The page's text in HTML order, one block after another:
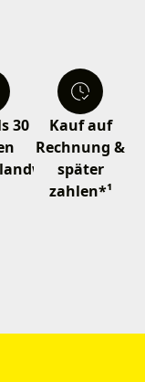
30
Kauf auf
Rechnung &
später
zahlen*¹